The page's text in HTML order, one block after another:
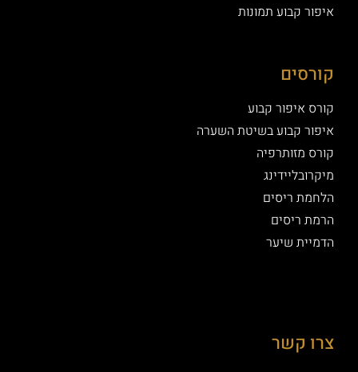
איפור קבוע תמונות
קורסים
קורס איפור קבוע
איפור קבוע בשיטת השערה
קורס מזותרפיה
מיקרובליידינג
הלחמת ריסים
הרמת ריסים
הדמיית שיער
צרו קשר